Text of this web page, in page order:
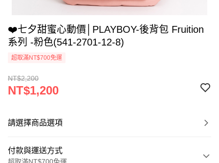
❤️七夕甜蜜心動價│PLAYBOY-後背包 Fruition
系列 -粉色(541-2701-12-8)
超取滿NT$700免運
NT$2,200
NT$1,200
請選擇商品選項
付款與運送方式